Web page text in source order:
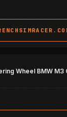
Wheel BMW M3